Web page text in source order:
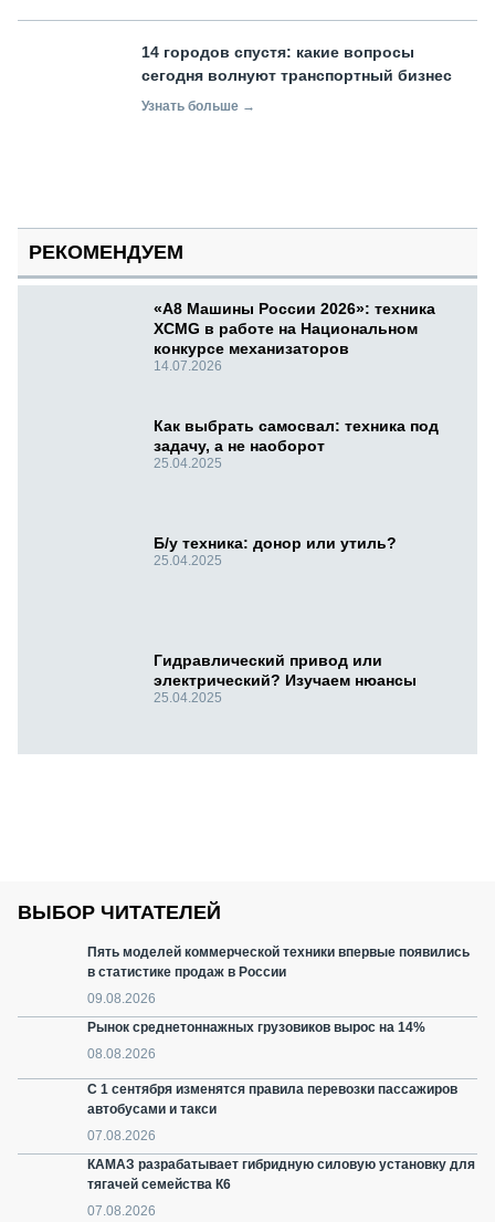
14 городов спустя: какие вопросы
сегодня волнуют транспортный бизнес
Узнать больше →
РЕКОМЕНДУЕМ
«А8 Машины России 2026»: техника
XCMG в работе на Национальном
конкурсе механизаторов
14.07.2026
Как выбрать самосвал: техника под
задачу, а не наоборот
25.04.2025
Б/у техника: донор или утиль?
25.04.2025
Гидравлический привод или
электрический? Изучаем нюансы
25.04.2025
ВЫБОР ЧИТАТЕЛЕЙ
Пять моделей коммерческой техники впервые появились
в статистике продаж в России
09.08.2026
Рынок среднетоннажных грузовиков вырос на 14%
08.08.2026
С 1 сентября изменятся правила перевозки пассажиров
автобусами и такси
07.08.2026
КАМАЗ разрабатывает гибридную силовую установку для
тягачей семейства К6
07.08.2026